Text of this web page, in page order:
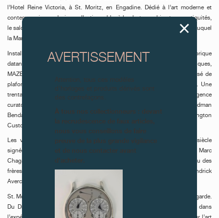
l’Hotel Reine Victoria, à St. Moritz, en Engadine. Dédié à l’art moderne et
contemporain, au design collectionnable, à la photographie et aux antiquités,
le salon prenait place une semaine après Art Gstaad, autre rendez-vous auquel
la Manufacture participait également.
Installé dans l’intégralité du rez-de-chaussée de cet établissement historique
datant de 1875, situé à quelques pas du lac et des remontées mécaniques,
MAZE/Art St. Moritz s’est déployé dans un décor Belle Époque composé de
plafonds peints, de stucs, de lustres anciens et de miroirs d’origine. Une
trentaine de galeries internationales sélectionnées pour leur exigence
curatoriale étaient présentes, parmi lesquelles Bernier / Eliades, Friedman
Benda, Matteo Lampertico ML Fine Art, Mazzoleni, von Bartha, Waddington
Custot, Mennour, Thomsen ou encore Jean-David Cahn.
Les visiteurs ont ainsi pu découvrir des œuvres majeures du XXe siècle
signées Carla Accardi, Alighiero Boetti, Alberto Burri, Lucio Fontana ou Marc
Chagall, des pièces emblématiques d’Andrea Branzi, d’Ettore Sottsass ou des
frères Campana, ainsi qu’une rare Winter Landscape with Skaters de Hendrick
Avercamp présentée par De Jonckheere.
St. Moritz a toujours cultivé le mélange des genres et le goût de l’avant-garde.
Du Dracula Club à la Cresta Run, son identité culturelle s’est forgée dans
AVERTISSEMENT
À tous nos collectionneurs : devant
la recrudescence de faux articles,
nous vous conseillons de faire
preuve de la plus grande vigilance
et de nous contacter avant
d’acheter.